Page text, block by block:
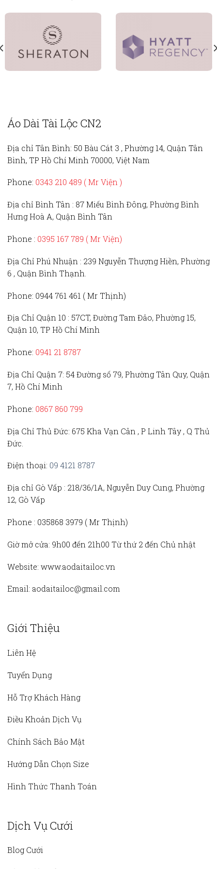
Áo Dài Tài Lộc CN2
Địa chỉ Tân Bình: 50 Bàu Cát 3 , Phường 14, Quận Tân
Bình, TP Hồ Chí Minh 70000, Việt Nam
Phone: 0343 210 489 ( Mr Viện )
Địa chỉ Bình Tân : 87 Miếu Bình Đông, Phường Bình
Hưng Hoà A, Quận Bình Tân
Phone : 0395 167 789 ( Mr Viện)
Địa Chỉ Phú Nhuận : 239 Nguyễn Thượng Hiền, Phường
6 , Quận Bình Thạnh.
Phone: 0944 761 461 ( Mr Thịnh)
Địa Chỉ Quận 10 : 57CT, Đường Tam Đảo, Phường 15,
Quận 10, TP Hồ Chí Minh
Phone: 0941 21 8787
Địa Chỉ Quận 7: 54 Đường số 79, Phường Tân Quy, Quận
7, Hồ Chí Minh
Phone: 0867 860 799
Địa Chỉ Thủ Đức: 675 Kha Vạn Cân , P Linh Tây , Q Thủ
Đức.
Điện thoại: 09 4121 8787
Địa chỉ Gò Vấp : 218/36/1A, Nguyễn Duy Cung, Phường
12, Gò Vấp
Phone : 035868 3979 (Mr Thịnh)
Giờ mở cửa: 9h00 đến 21h00 Từ thứ 2 đến Chủ nhật
Website: www.aodaitailoc.vn
Email: aodaitailoc@gmail.com
Giới Thiệu
Liên Hệ
Tuyển Dụng
Hỗ Trợ Khách Hàng
Điều Khoản Dịch Vụ
Chính Sách Bảo Mật
Hướng Dẫn Chọn Size
Hình Thức Thanh Toán
Dịch Vụ Cưới
Blog Cưới